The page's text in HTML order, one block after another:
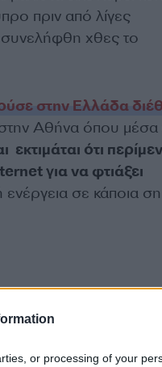
or processing of your
πριν από λίγες
χθες το
στην Ελλάδα
στην Αθήνα όπου μέσα
ότι
για να φτιάξει
ενέργεια σε κάποια